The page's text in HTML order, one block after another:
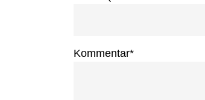
Kommentar*